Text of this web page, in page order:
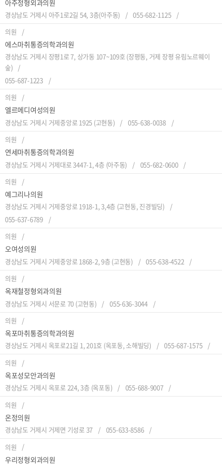
아주정형외과의원
경상남도 거제시 아주1로2길 54, 3층(아주동)
055-682-1125
의원
에스마취통증의학과의원
경상남도 거제시 장평1로 7, 상가동 107~109호 (장평동, 거제 장평 유림노르웨이
숲)
055-687-1223
의원
엘르메디여성의원
경상남도 거제시 거제중앙로 1925 (고현동)
055-638-0038
의원
연세마취통증의학과의원
경상남도 거제시 거제대로 3447-1, 4층 (아주동)
055-682-0600
의원
예그리나의원
경상남도 거제시 거제중앙로 1918-1, 3,4층 (고현동, 진경빌딩)
055-637-6789
의원
오여성의원
경상남도 거제시 거제중앙로 1868-2, 9층 (고현동)
055-638-4522
의원
옥재철정형외과의원
경상남도 거제시 서문로 70 (고현동)
055-636-3044
의원
옥포마취통증의학과의원
경상남도 거제시 옥포로21길 1, 201호 (옥포동, 소해빌딩)
055-687-1575
의원
옥포성모안과의원
경상남도 거제시 옥포로 224, 3층 (옥포동)
055-688-9007
의원
온정의원
경상남도 거제시 거제면 기성로 37
055-633-8586
의원
우리정형외과의원